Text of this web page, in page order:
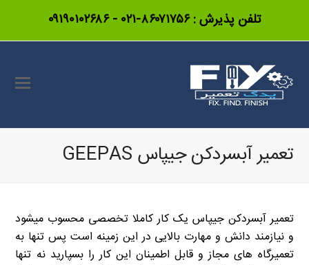
تلفن پذیرش :۸۶۰۷۱۷۵۶-۰۲۱ -۰۹۱۹۰۱۰۲۶۸۶
تعمیر آبسردکن جیپاس GEEPAS
تعمیر آبسردکن جیپاس یک کار کاملا تخصصی محسوب میشود
و نیازمند دانش و مهارت بالایی در این زمینه است پس تنها به
تعمیرگاه های مجاز و قابل اطمینان این کار را بسپارید نه تنها